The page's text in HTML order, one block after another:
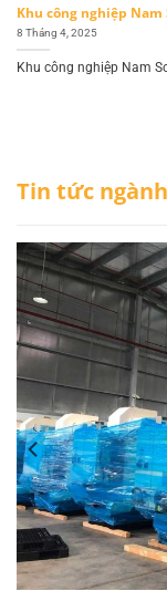
Khu công nghiệp Nam
8 Tháng 4, 2025
Khu công nghiệp Nam
Tin tức ngành